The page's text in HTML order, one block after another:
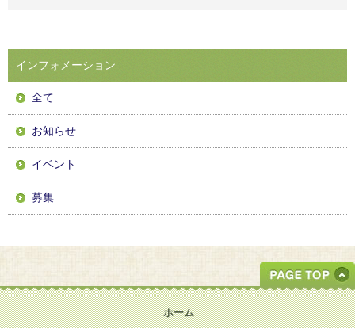
インフォメーション
全て
お知らせ
イベント
募集
ホーム